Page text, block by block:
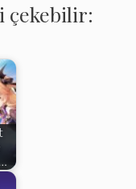
çekebilir: